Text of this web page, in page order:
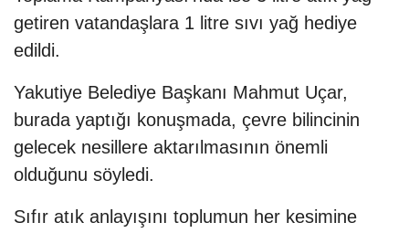
getiren vatandaşlara 1 litre sıvı yağ hediye
edildi.
Yakutiye Belediye Başkanı Mahmut Uçar,
burada yaptığı konuşmada, çevre bilincinin
gelecek nesillere aktarılmasının önemli
olduğunu söyledi.
Sıfır atık anlayışını toplumun her kesimine